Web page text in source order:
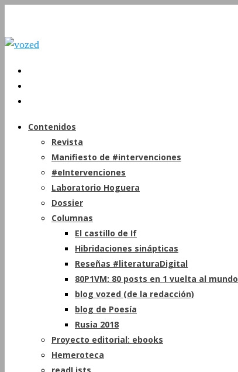
Contenidos
Revista
Manifiesto de #intervenciones
#eIntervenciones
Laboratorio Hoguera
Dossier
Columnas
El castillo de If
Hibridaciones sinápticas
Reseñas #literaturaDigital
80P1VM: 80 posts en 1 vuelta al mundo
blog vozed (de la redacción)
blog de Poesía
Rusia 2018
Proyecto editorial: ebooks
Hemeroteca